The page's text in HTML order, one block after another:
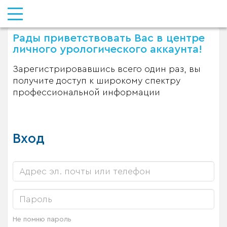
Рады приветствовать Вас в центре
личного урологического аккаунта!
Зарегистрировавшись всего один раз, вы
получите доступ к широкому спектру
профессиональной информации
Вход
Не помню пароль